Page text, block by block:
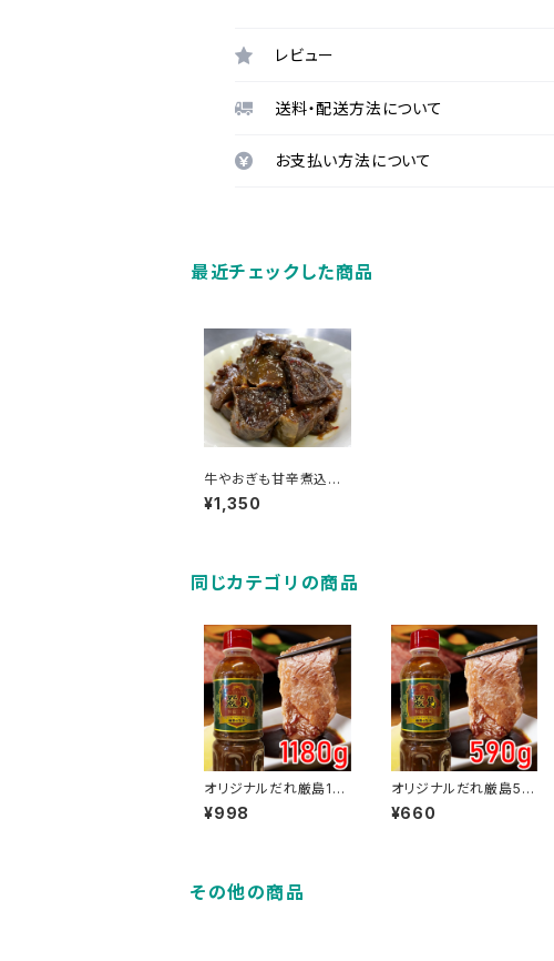
レビュー
送料・配送方法について
お支払い方法について
最近チェックした商品
牛やおぎも甘辛煮込
3個パックセット
¥1,350
同じカテゴリの商品
オリジナルだれ厳島118
0g
¥998
オリジナルだれ厳島59
0g
¥660
その他の商品